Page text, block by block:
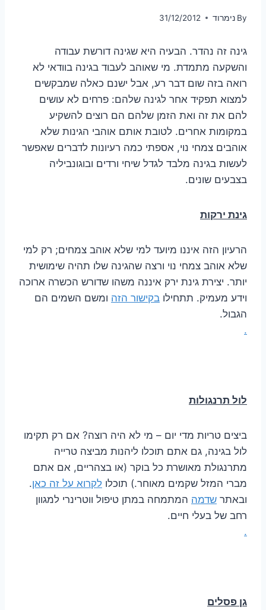
By נימרוד 31/12/2012
גינה זה נהדר. הבעיה היא שגינה דורשת עבודה
והשקעה מתמדת. מי שאוהב לעבוד בגינה בוודאי לא
רואה בזה שום דבר רע, אבל ישנם כאלה שמבקשים
למצוא תפקיד אחר לגינה שלהם: פרחים לא עושים
להם את זה ואת הזמן שלהם הם רוצים להשקיע
במקומות אחרים. לטובת אותם אוהבי הגינות שלא
אוהבים צמחי נוי, אספתי כמה רעיונות לדברים שאפשר
לעשות בגינה מלבד לגדל שיחי ורדים ובוגונביליה
בצבעים שונים.
גינת ירקות
הרעיון הזה איננו מיועד למי שלא אוהב צמחים; רק למי
שלא אוהב צמחי נוי ורצה שהגינה שלו תהיה שימושית
יותר. יצירת גינת ירק איננה משהו שדורש הכשרה ארוכה
וידע מעמיק. תתחילו בקישור הזה ומשם השמים הם
הגבול.
.
לול תרנגולות
ביצים טריות מדי יום – מי לא היה רוצה? אם רק תקימו
לול בגינה, גם אתם תוכלו ליהנות מביצה טרייה
מתרנגולת מאושרת כל בוקר (או בצהריים, אם אתם
מברי המזל שקמים מאוחר.) תוכלו לקרוא על זה כאן.
ובאתר שדמה המתמחה במתן טיפול ווטרינרי למגוון
רחב של בעלי חיים.
.
גן פסלים